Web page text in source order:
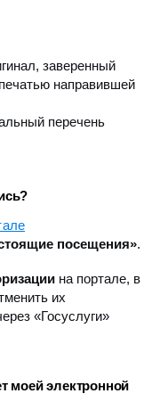
заверенный
направившей
перечень
посещения».
на портале, в
их
«Госуслуги»
моей электронной